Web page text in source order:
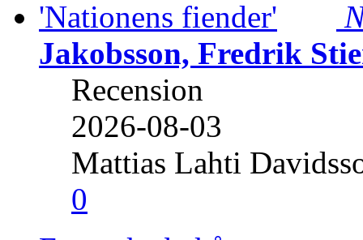
Jakobsson, Fredrik
Recension
2026-08-03
Mattias Lahti
0